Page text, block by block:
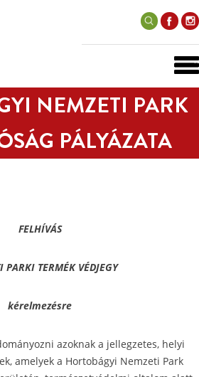
NEMZETI PARK
PÁLYÁZATA
FELHÍVÁS
PARKI TERMÉK VÉDJEGY
kérelmezésre
azoknak a jellegzetes, helyi
amelyek a Hortobágyi Nemzeti Park